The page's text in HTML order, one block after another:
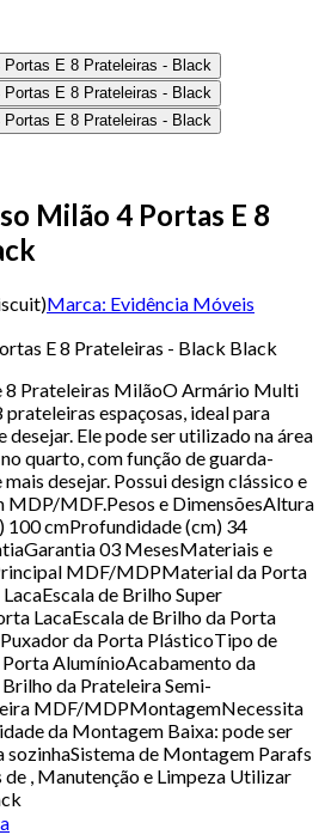
Milão 4 Portas E 8
)Marca: Evidência Móveis
E 8 Prateleiras - Black Black
8 Prateleiras MilãoO Armário Multi
espaçosas, ideal para
Ele pode ser utilizado na área
quarto, com função de guarda-
desejar. Possui design clássico e
MDP/MDF.Pesos e DimensõesAltura
100 cmProfundidade (cm) 34
03 MesesMateriais e
MDF/MDPMaterial da Porta
de Brilho Super
LacaEscala de Brilho da Porta
da Porta PlásticoTipo de
AlumínioAcabamento da
da Prateleira Semi-
MDF/MDPMontagemNecessita
da Montagem Baixa: pode ser
sozinhaSistema de Montagem Parafs
, Manutenção e Limpeza Utilizar